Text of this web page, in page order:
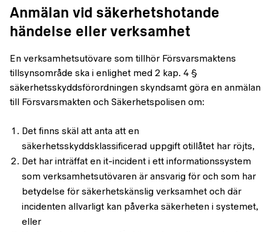
Anmälan vid säkerhetshotande
händelse eller verksamhet
En verksamhetsutövare som tillhör Försvarsmaktens
tillsynsområde ska i enlighet med 2 kap. 4 §
säkerhetsskyddsförordningen skyndsamt göra en anmälan
till Försvarsmakten och Säkerhetspolisen om:
Det finns skäl att anta att en
säkerhetsskyddsklassificerad uppgift otillåtet har röjts,
Det har inträffat en it-incident i ett informationssystem
som verksamhetsutövaren är ansvarig för och som har
betydelse för säkerhetskänslig verksamhet och där
incidenten allvarligt kan påverka säkerheten i systemet,
eller